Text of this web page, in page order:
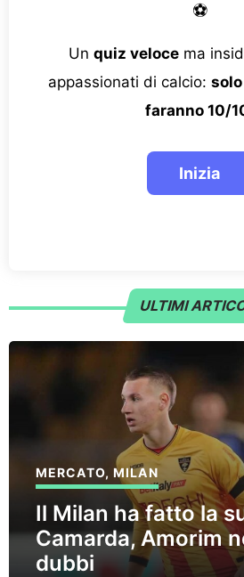
⚽
Un quiz velocema
appassionati di calcio:
faranno 10/
ULTIMI
MERCATO,MILAN
Il Milan ha fatto la
Camarda, Amorim
dubbi